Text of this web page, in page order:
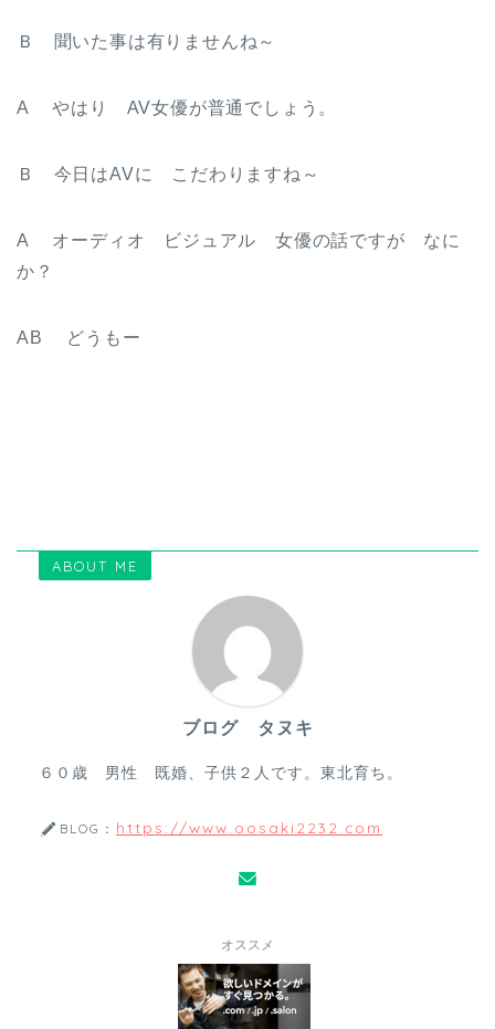
Ｂ 聞いた事は有りませんね～
A やはり AV女優が普通でしょう。
Ｂ 今日はAVに こだわりますね～
A オーディオ ビジュアル 女優の話ですが なに
か？
AB どうもー
ABOUT ME
ブログ タヌキ
６０歳 男性 既婚、子供２人です。東北育ち。
BLOG： https://www.oosaki2232.com
オススメ